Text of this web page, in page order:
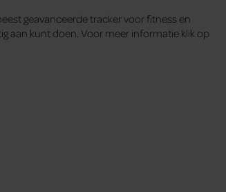
geavanceerde tracker voor fitness en
aan kunt doen. Voor meer informatie klik op